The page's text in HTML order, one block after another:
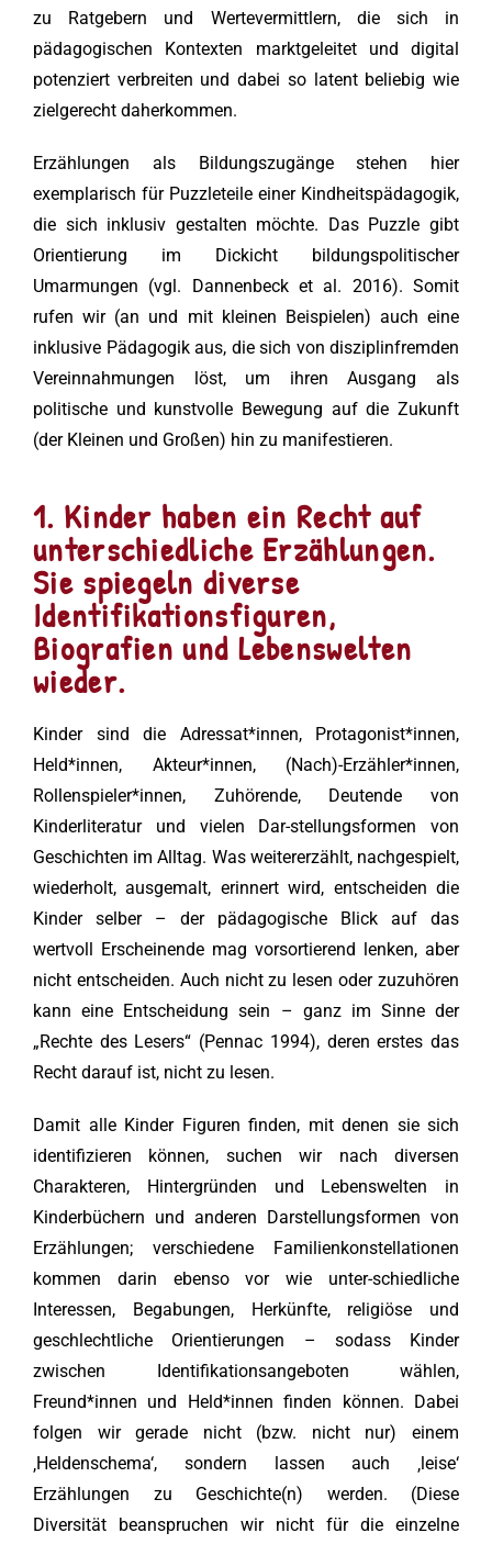
zu Ratgebern und Wertevermittlern, die sich in
pädagogischen Kontexten marktgeleitet und digital
potenziert verbreiten und dabei so latent beliebig wie
zielgerecht daherkommen.
Erzählungen als Bildungszugänge stehen hier
exemplarisch für Puzzleteile einer Kindheitspädagogik,
die sich inklusiv gestalten möchte. Das Puzzle gibt
Orientierung im Dickicht bildungspolitischer
Umarmungen (vgl. Dannenbeck et al. 2016). Somit
rufen wir (an und mit kleinen Beispielen) auch eine
inklusive Pädagogik aus, die sich von disziplinfremden
Vereinnahmungen löst, um ihren Ausgang als
politische und kunstvolle Bewegung auf die Zukunft
(der Kleinen und Großen) hin zu manifestieren.
1. Kinder haben ein Recht auf
unterschiedliche Erzählungen.
Sie spiegeln diverse
Identifikationsfiguren,
Biografien und Lebenswelten
wieder.
Kinder sind die Adressat*innen, Protagonist*innen,
Held*innen, Akteur*innen, (Nach)-Erzähler*innen,
Rollenspieler*innen, Zuhörende, Deutende von
Kinderliteratur und vielen Dar-stellungsformen von
Geschichten im Alltag. Was weitererzählt, nachgespielt,
wiederholt, ausgemalt, erinnert wird, entscheiden die
Kinder selber – der pädagogische Blick auf das
wertvoll Erscheinende mag vorsortierend lenken, aber
nicht entscheiden. Auch nicht zu lesen oder zuzuhören
kann eine Entscheidung sein – ganz im Sinne der
„Rechte des Lesers“ (Pennac 1994), deren erstes das
Recht darauf ist, nicht zu lesen.
Damit alle Kinder Figuren finden, mit denen sie sich
identifizieren können, suchen wir nach diversen
Charakteren, Hintergründen und Lebenswelten in
Kinderbüchern und anderen Darstellungsformen von
Erzählungen; verschiedene Familienkonstellationen
kommen darin ebenso vor wie unter-schiedliche
Interessen, Begabungen, Herkünfte, religiöse und
geschlechtliche Orientierungen – sodass Kinder
zwischen Identifikationsangeboten wählen,
Freund*innen und Held*innen finden können. Dabei
folgen wir gerade nicht (bzw. nicht nur) einem
‚Heldenschema‘, sondern lassen auch ‚leise‘
Erzählungen zu Geschichte(n) werden. (Diese
Diversität beanspruchen wir nicht für die einzelne